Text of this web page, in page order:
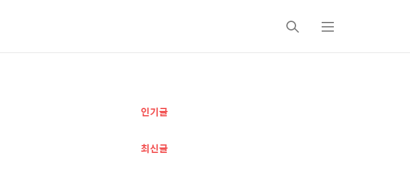
검
메
추
정
인기글
최신글